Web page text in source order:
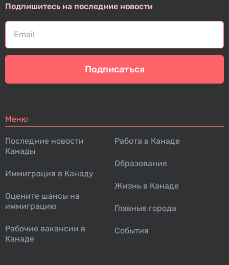
Подпишитесь на последние новости
Подписаться
Меню
Последние новости
Канады
Иммиграция в Канаду
Оцените шансы на
иммиграцию
Рабочие вакансии в
Канаде
Работа в Канаде
Образование
Жизнь в Канаде
Главные города
События